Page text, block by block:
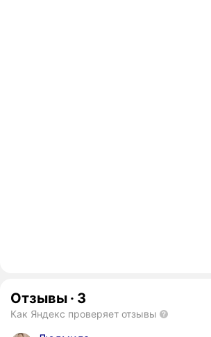
Отзывы · 3
Как Яндекс проверяет отзывы